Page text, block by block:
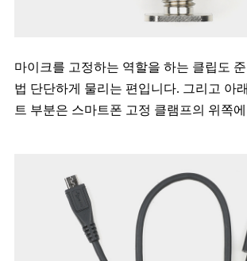
마이크를 고정하는 역할을 하는 클립도
법 단단하게 물리는 편입니다. 그리고 아
트 부분은 스마트폰 고정 클램프의 위쪽